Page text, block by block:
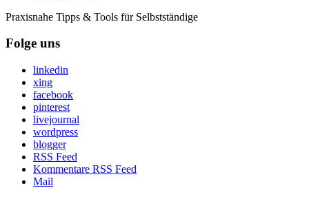
Praxisnahe Tipps & Tools für Selbstständige
Folge uns
linkedin
xing
facebook
pinterest
livejournal
wordpress
blogger
RSS Feed
Kommentare RSS Feed
Mail